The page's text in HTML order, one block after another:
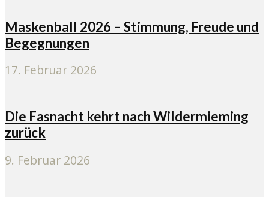
Maskenball 2026 – Stimmung, Freude und
Begegnungen
17. Februar 2026
Die Fasnacht kehrt nach Wildermieming
zurück
9. Februar 2026